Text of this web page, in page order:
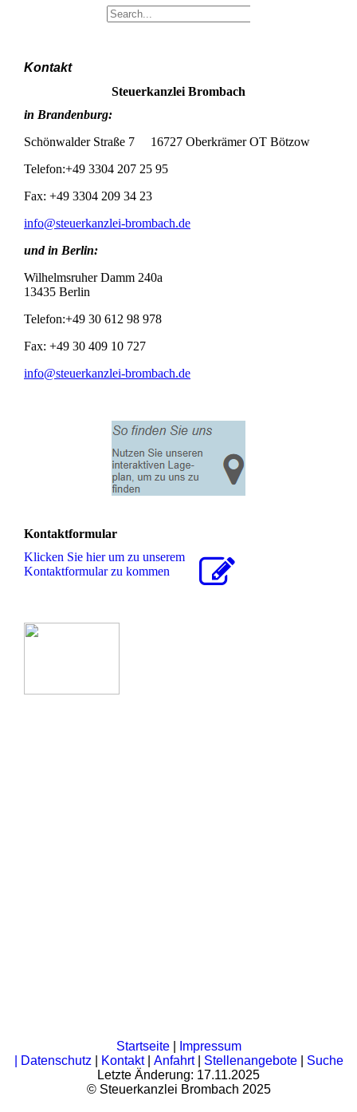
Kontakt
Steuerkanzlei Brombach
in Brandenburg:
Schönwalder Straße 7 16727 Oberkrämer OT Bötzow
Telefon:+49 3304 207 25 95
Fax: +49 3304 209 34 23
info@steuerkanzlei-brombach.de
und in Berlin:
Wilhelmsruher Damm 240a
13435 Berlin
Telefon:+49 30 612 98 978
Fax: +49 30 409 10 727
info@steuerkanzlei-brombach.de
Kontaktformular
Klicken Sie hier um zu unserem
Kon­takt­for­mu­lar zu kommen
Startseite|
Impressum
Datenschutz Kontakt| Anfahrt| Stellenangebote| Suche
Letzte Änderung: 17.11.2025
© Steuerkanzlei Brombach 2025